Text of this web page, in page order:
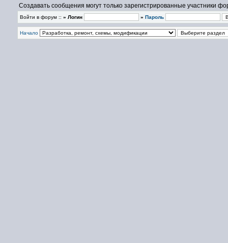
Создавать сообщения могут только зарегистрированные участники
Войти в форум :: » Логин » Пароль
Начало